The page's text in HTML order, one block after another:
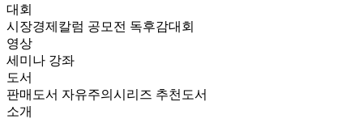
대회
시장경제칼럼 공모전 독후감대회
영상
세미나 강좌
도서
판매도서 자유주의시리즈 추천도서
소개